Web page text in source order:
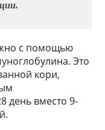
с помощью
Это
кори,
день вместо 9-